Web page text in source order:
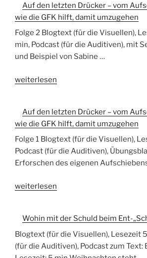
Mut-
Wut?“
Auf den letzten Drücker – vom
wie die GFK hilft, damit umzugehen
Folge 2 Blogtext (für die Visuellen),
min, Podcast (für die Auditiven), mit
und Beispiel von Sabine …
„Auf
Drücker
–
vom
Aufschieben
und
die
damit
umzugehen“
weiterlesen
Auf den letzten Drücker – vom
wie die GFK hilft, damit umzugehen
Folge 1 Blogtext (für die Visuellen),
Podcast (für die Auditiven),
Erforschen des eigenen
„Auf
Drücker
–
vom
weiterlesen
Wohin mit der Schuld beim Ent-
Blogtext (für die Visuellen), Lesezeit
(für die Auditiven), Podcast zum Text: